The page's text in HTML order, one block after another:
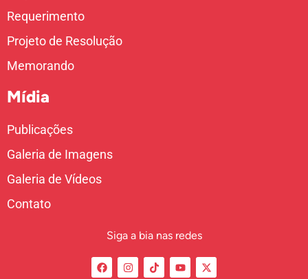
Requerimento
Projeto de Resolução
Memorando
Mídia
Publicações
Galeria de Imagens
Galeria de Vídeos
Contato
Siga a bia nas redes